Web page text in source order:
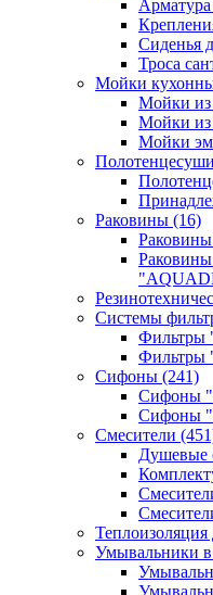
Арматура
Сиденья
Троса
Мойки
Мойки из
Мойки из
Мойки
Раковины (16)
Системы
Фильтры
Фильтры
Сифоны (241)
Сифоны
Сифоны
Смесители
Душевые
Умывальники